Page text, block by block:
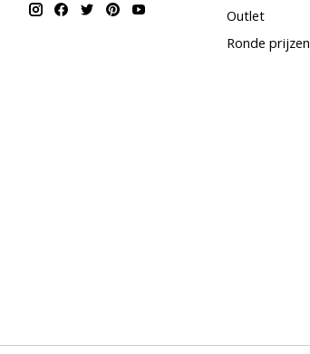
Outlet
Ronde prijzen